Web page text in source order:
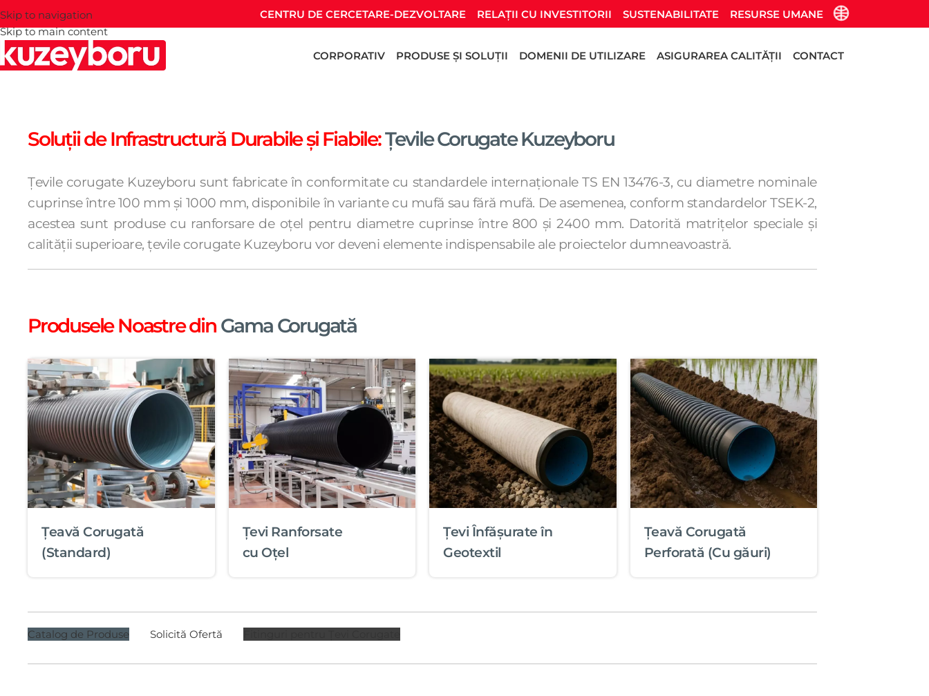
Skip to navigation
Skip to main content
CENTRU DE CERCETARE-DEZVOLTARE RELAȚII CU INVESTITORII SUSTENABILITATE RESURSE UMANE
CORPORATIV PRODUSE ȘI SOLUȚII DOMENII DE UTILIZARE ASIGURAREA CALITĂȚII CONTACT
Soluții de Infrastructură Durabile și Fiabile:Țevile Corugate Kuzeyboru
Țevile corugate Kuzeyboru sunt fabricate în conformitate cu standardele internaționale TS EN 13476-3, cu diametre nominale
cuprinse între 100 mm și 1000 mm, disponibile în variante cu mufă sau fără mufă. De asemenea, conform standardelor TSEK-2,
acestea sunt produse cu ranforsare de oțel pentru diametre cuprinse între 800 și 2400 mm. Datorită matrițelor speciale și
calității superioare, țevile corugate Kuzeyboru vor deveni elemente indispensabile ale proiectelor dumneavoastră.
Produsele Noastre dinGama Corugată
Țeavă Corugată
(Standard)
Țevi Ranforsate
cu Oțel
Țevi Înfășurate în
Geotextil
Țeavă Corugată
Perforată (Cu găuri)
Catalog de Produse Solicită Ofertă